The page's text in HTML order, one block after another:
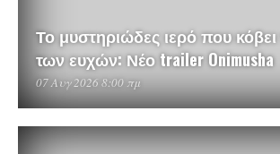
Το μυστηριώδες ιερό που κόβει
των ευχών: Νέο trailer Onimusha
07 Αυγ 2026 8:00 πμ